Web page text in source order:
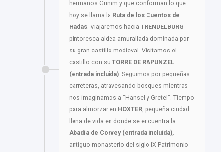
hermanos Grimm y que conforman lo que
hoy se llama la Ruta de los Cuentos de
Hadas . Viajaremos hacia TRENDELBURG
pintoresca aldea amurallada dominada por
su gran castillo medieval. Visitamos el
castillo con su TORRE DE RAPUNZEL
(entrada incluida) . Seguimos por pequeñas
carreteras, atravesando bosques mientras
nos imaginamos a "Hansel y Gretel". Tiempo
para almorzar en HOXTER , pequeña ciudad
llena de vida en donde se encuentra la
Abadía de Corvey (entrada incluida),
antiguo monasterio del siglo IX Patrimonio